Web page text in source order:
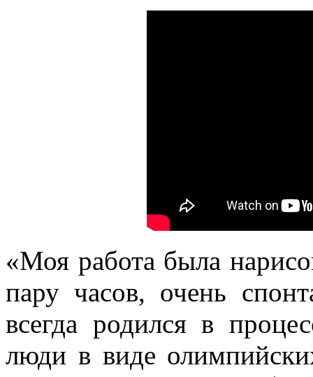
«Моя работа была
пару часов, очень
всегда родился в
люди в виде